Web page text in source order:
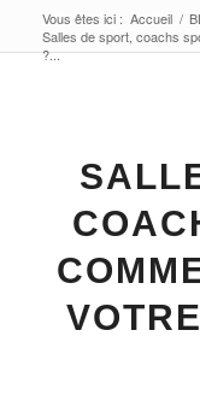
Vous êtes ici : Accueil /
Salles de sport, coachs
?...